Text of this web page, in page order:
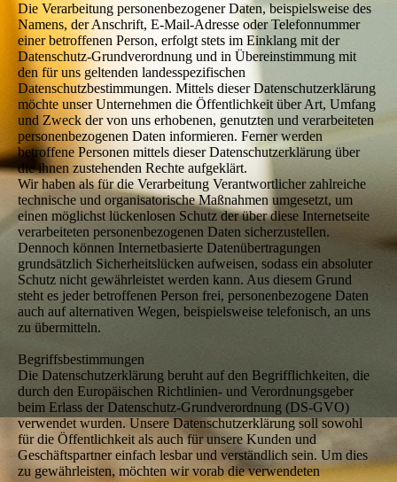
Die Verarbeitung personenbezogener Daten, beispielsweise des
Namens, der Anschrift, E-Mail-Adresse oder Telefonnummer
einer betroffenen Person, erfolgt stets im Einklang mit der
Datenschutz-Grundverordnung und in Übereinstimmung mit
den für uns geltenden landesspezifischen
Datenschutzbestimmungen. Mittels dieser Datenschutzerklärung
möchte unser Unternehmen die Öffentlichkeit über Art, Umfang
und Zweck der von uns erhobenen, genutzten und verarbeiteten
personenbezogenen Daten informieren. Ferner werden
betroffene Personen mittels dieser Datenschutzerklärung über
die ihnen zustehenden Rechte aufgeklärt.
Wir haben als für die Verarbeitung Verantwortlicher zahlreiche
technische und organisatorische Maßnahmen umgesetzt, um
einen möglichst lückenlosen Schutz der über diese Internetseite
verarbeiteten personenbezogenen Daten sicherzustellen.
Dennoch können Internetbasierte Datenübertragungen
grundsätzlich Sicherheitslücken aufweisen, sodass ein absoluter
Schutz nicht gewährleistet werden kann. Aus diesem Grund
steht es jeder betroffenen Person frei, personenbezogene Daten
auch auf alternativen Wegen, beispielsweise telefonisch, an uns
zu übermitteln.
Begriffsbestimmungen
Die Datenschutzerklärung beruht auf den Begrifflichkeiten, die
durch den Europäischen Richtlinien- und Verordnungsgeber
beim Erlass der Datenschutz-Grundverordnung (DS-GVO)
verwendet wurden. Unsere Datenschutzerklärung soll sowohl
für die Öffentlichkeit als auch für unsere Kunden und
Geschäftspartner einfach lesbar und verständlich sein. Um dies
zu gewährleisten, möchten wir vorab die verwendeten